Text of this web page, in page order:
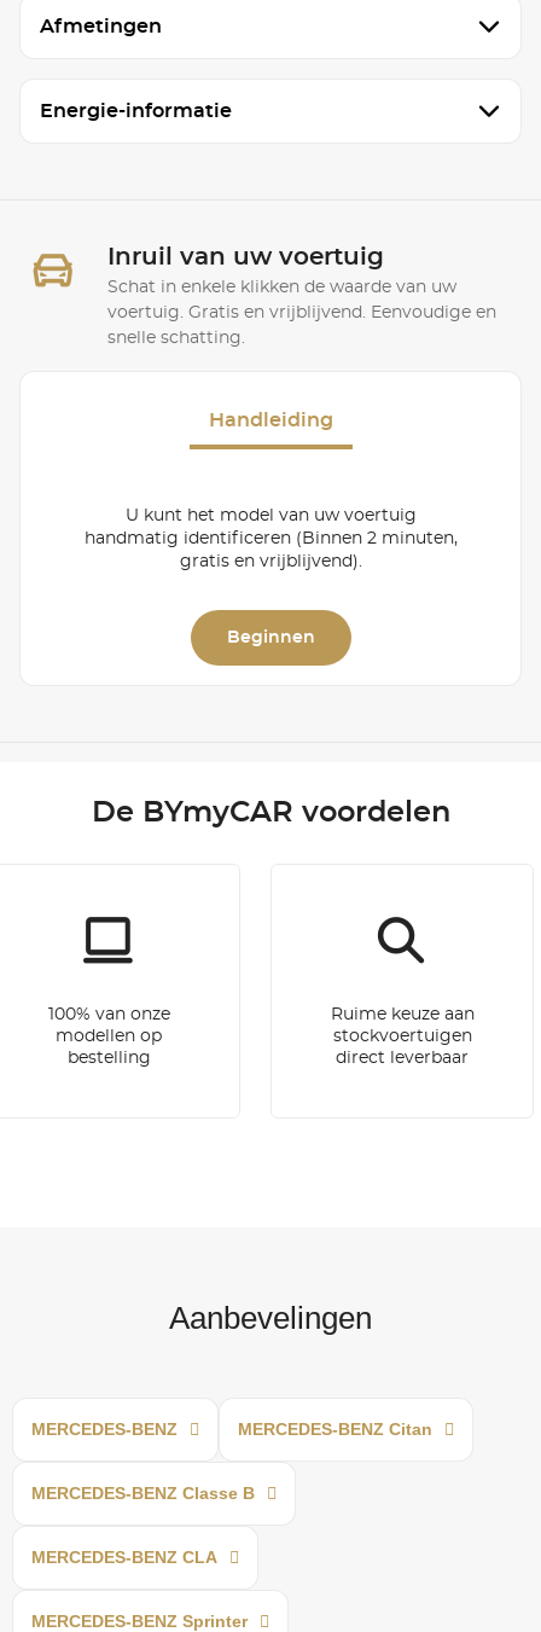
Afmetingen
Energie-informatie
Inruil van uw voertuig
Schat in enkele klikken de waarde van uw
voertuig. Gratis en vrijblijvend. Eenvoudige en
snelle schatting.
Handleiding
U kunt het model van uw voertuig
handmatig identificeren (Binnen 2 minuten,
gratis en vrijblijvend).
Beginnen
De BYmyCAR voordelen
100% van onze
modellen op
bestelling
Ruime keuze aan
stockvoertuigen
direct leverbaar
Aanbevelingen
MERCEDES-BENZ MERCEDES-BENZ Citan
MERCEDES-BENZ Classe B
MERCEDES-BENZ CLA
MERCEDES-BENZ Sprinter